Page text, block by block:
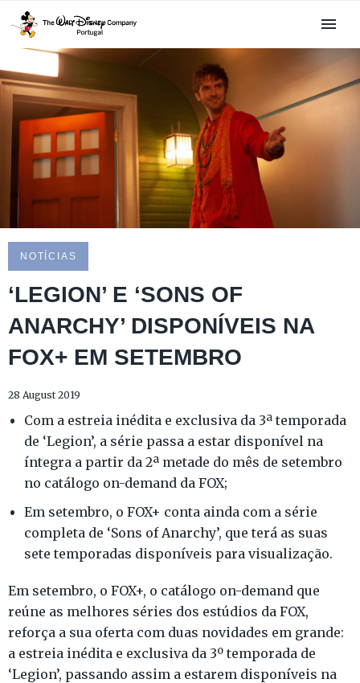
NOTÍCIAS
‘LEGION’ E ‘SONS OF
ANARCHY’ DISPONÍVEIS NA
FOX+ EM SETEMBRO
28 August 2019
Com a estreia inédita e exclusiva da 3ª temporada
de ‘Legion’, a série passa a estar disponível na
íntegra a partir da 2ª metade do mês de setembro
no catálogo on-demand da FOX;
Em setembro, o FOX+ conta ainda com a série
completa de ‘Sons of Anarchy’, que terá as suas
sete temporadas disponíveis para visualização.
Em setembro, o FOX+, o catálogo on-demand que
reúne as melhores séries dos estúdios da FOX,
reforça a sua oferta com duas novidades em grande:
a estreia inédita e exclusiva da 3º temporada de
‘Legion’, passando assim a estarem disponíveis na